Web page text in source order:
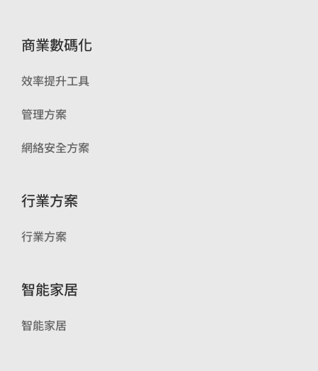
商業數碼化
效率提升工具
管理方案
網絡安全方案
行業方案
行業方案
智能家居
智能家居